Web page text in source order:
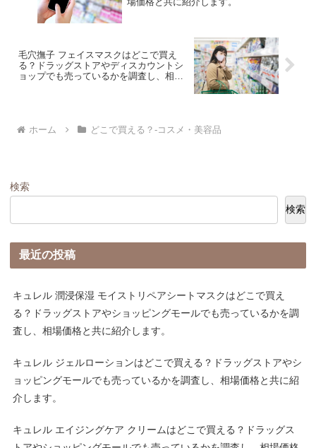
毛穴撫子 フェイスマスクはどこで買え
る？ドラッグストアやディスカウントシ
ョップでも売っているかを調査し、相場
ホーム どこで買える？-コスメ・美容品
検索
検索
最近の投稿
キュレル 潤浸保湿 モイストリペアシートマスクはどこで買え
る？ドラッグストアやショッピングモールでも売っているかを調
査し、相場価格と共に紹介します。
キュレル ジェルローションはどこで買える？ドラッグストアやシ
ョッピングモールでも売っているかを調査し、相場価格と共に紹
介します。
キュレル エイジングケア クリームはどこで買える？ドラッグス